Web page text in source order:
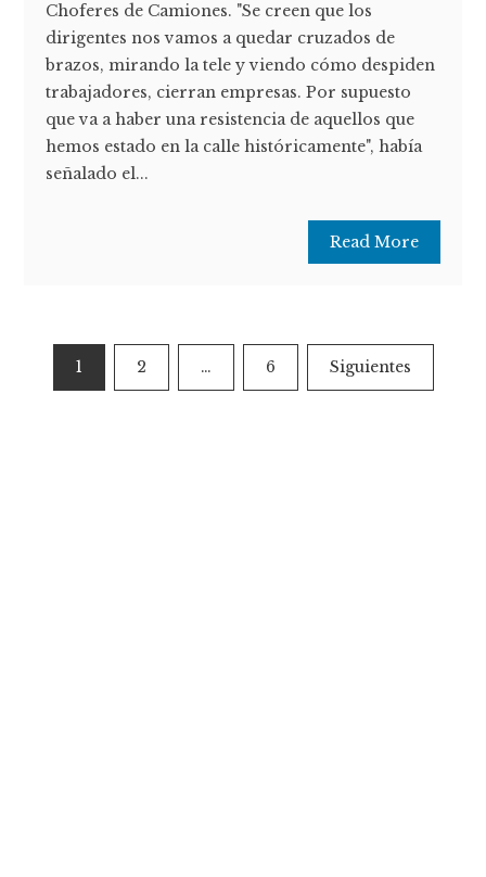
Choferes de Camiones. "Se creen que los
dirigentes nos vamos a quedar cruzados de
brazos, mirando la tele y viendo cómo despiden
trabajadores, cierran empresas. Por supuesto
que va a haber una resistencia de aquellos que
hemos estado en la calle históricamente", había
señalado el...
Read More
Paginación
de
1 2 … 6 Siguientes